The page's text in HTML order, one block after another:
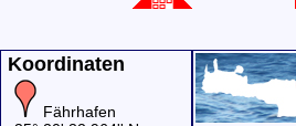
Koordinaten
Fährhafen